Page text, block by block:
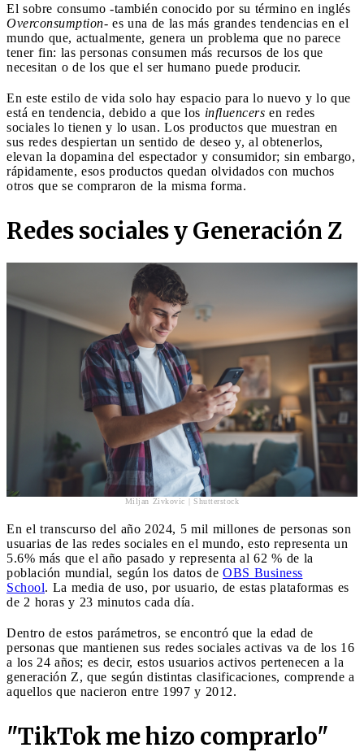
El sobre consumo -también conocido por su término en inglés
Overconsumption- es una de las más grandes tendencias en el
mundo que, actualmente, genera un problema que no parece
tener fin: las personas consumen más recursos de los que
necesitan o de los que el ser humano puede producir.
En este estilo de vida solo hay espacio para lo nuevo y lo que
está en tendencia, debido a que los influencers en redes
sociales lo tienen y lo usan. Los productos que muestran en
sus redes despiertan un sentido de deseo y, al obtenerlos,
elevan la dopamina del espectador y consumidor; sin embargo,
rápidamente, esos productos quedan olvidados con muchos
otros que se compraron de la misma forma.
Redes sociales y Generación Z
Miljan Zivkovic | Shutterstock
En el transcurso del año 2024, 5 mil millones de personas son
usuarias de las redes sociales en el mundo, esto representa un
5.6% más que el año pasado y representa al 62 % de la
población mundial, según los datos de OBS Business
School. La media de uso, por usuario, de estas plataformas es
de 2 horas y 23 minutos cada día.
Dentro de estos parámetros, se encontró que la edad de
personas que mantienen sus redes sociales activas va de los 16
a los 24 años; es decir, estos usuarios activos pertenecen a la
generación Z, que según distintas clasificaciones, comprende a
aquellos que nacieron entre 1997 y 2012.
"TikTok me hizo comprarlo"